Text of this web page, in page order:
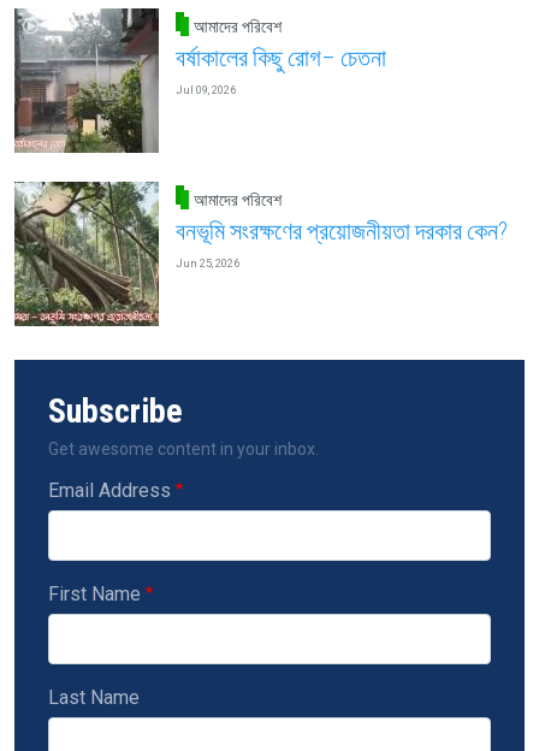
আমাদের পরিবেশ
বর্ষাকালের কিছু রোগ– চেতনা
Jul 09, 2026
আমাদের পরিবেশ
বনভূমি সংরক্ষণের প্রয়োজনীয়তা দরকার কেন?
Jun 25, 2026
Subscribe
Get awesome content in your inbox.
Email Address
First Name
Last Name